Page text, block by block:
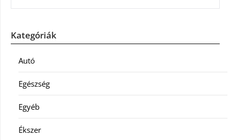
Kategóriák
Autó
Egészség
Egyéb
Ékszer